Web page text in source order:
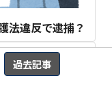
過去記事
法違反で逮捕？